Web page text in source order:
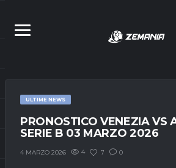
ULTIME NEWS
PRONOSTICO VENEZIA VS
SERIE B 03 MARZO 2026
4 MARZO 2026 4 7 0